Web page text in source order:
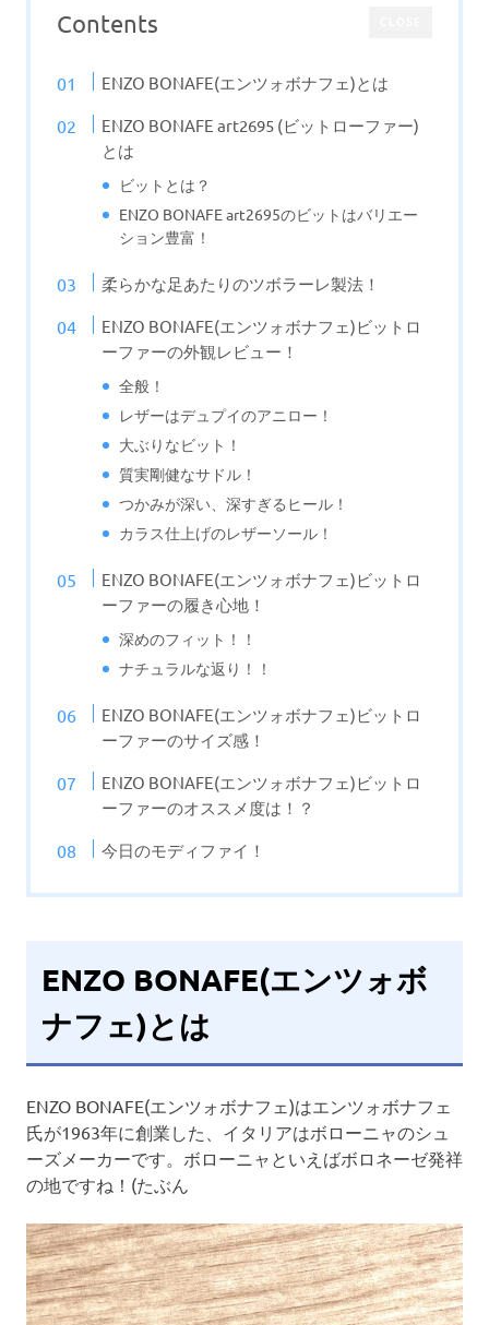
Contents
ENZO BONAFE(エンツォボナフェ)とは
ENZO BONAFE art2695 (ビットローファー)
とは
ビットとは？
ENZO BONAFE art2695のビットはバリエー
ション豊富！
柔らかな足あたりのツボラーレ製法！
ENZO BONAFE(エンツォボナフェ)ビットロ
ーファーの外観レビュー！
全般！
レザーはデュプイのアニロー！
大ぶりなビット！
質実剛健なサドル！
つかみが深い、深すぎるヒール！
カラス仕上げのレザーソール！
ENZO BONAFE(エンツォボナフェ)ビットロ
ーファーの履き心地！
深めのフィット！！
ナチュラルな返り！！
ENZO BONAFE(エンツォボナフェ)ビットロ
ーファーのサイズ感！
ENZO BONAFE(エンツォボナフェ)ビットロ
ーファーのオススメ度は！？
今日のモディファイ！
ENZO BONAFE(エンツォボ
ナフェ)とは
ENZO BONAFE(エンツォボナフェ)はエンツォボナフェ
氏が1963年に創業した、イタリアはボローニャのシュ
ーズメーカーです。ボローニャといえばボロネーゼ発祥
の地ですね！(たぶん